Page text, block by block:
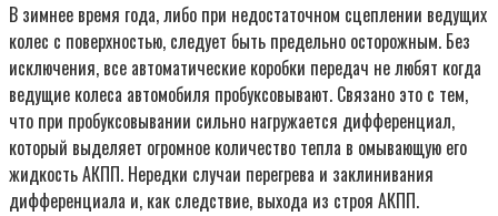
В зимнее время года, либо при недостаточном сцеплении ведущих
колес с поверхностью, следует быть предельно осторожным. Без
исключения, все автоматические коробки передач не любят когда
ведущие колеса автомобиля пробуксовывают. Связано это с тем,
что при пробуксовывании сильно нагружается дифференциал,
который выделяет огромное количество тепла в омывающую его
жидкость АКПП. Нередки случаи перегрева и заклинивания
дифференциала и, как следствие, выхода из строя АКПП.